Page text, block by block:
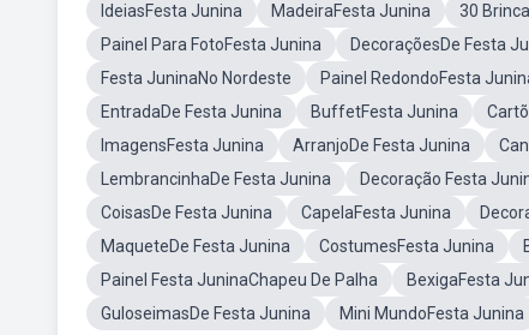
IdeiasFesta Junina
MadeiraFesta Junina 30
Painel Para FotoFesta Junina
DecoraçõesDe Festa
Festa JuninaNo Nordeste
Painel RedondoFesta
EntradaDe Festa Junina
BuffetFesta Junina
ImagensFesta Junina
ArranjoDe Festa Junina
LembrancinhaDe Festa Junina
Decoração Festa
CoisasDe Festa Junina
CapelaFesta Junina
MaqueteDe Festa Junina
CostumesFesta Junina
Painel Festa JuninaChapeu De Palha
BexigaFesta
GuloseimasDe Festa Junina
Mini MundoFesta Junina